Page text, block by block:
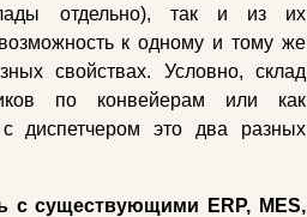
отдельно), так и из их
к одному и тому же
свойствах. Условно, склад
по конвейерам или как
с диспетчером это два разных
с существующими ERP, MES,